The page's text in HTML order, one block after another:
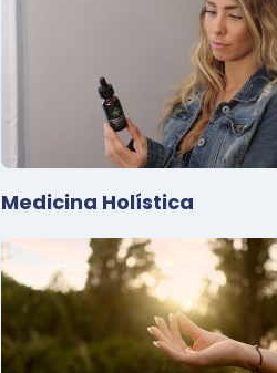
Medicina Holística